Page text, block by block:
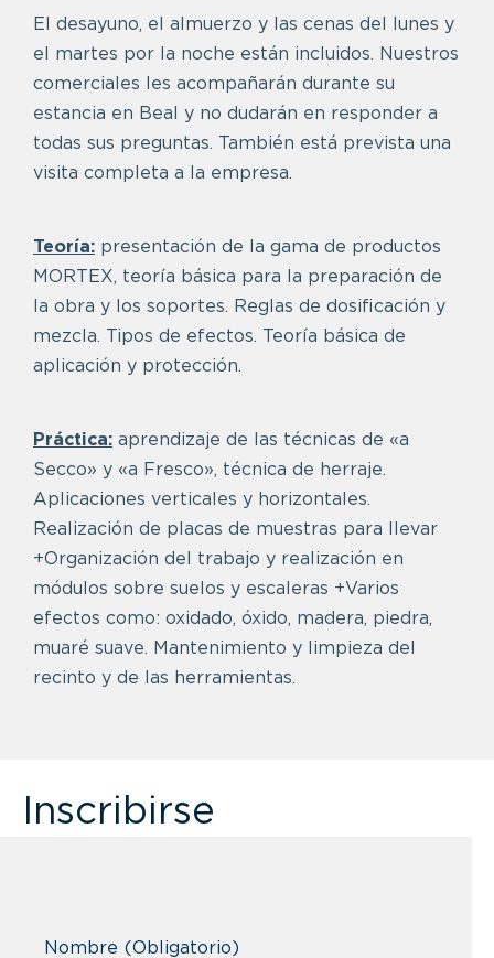
El desayuno, el almuerzo y las cenas del lunes y
el martes por la noche están incluidos. Nuestros
comerciales les acompañarán durante su
estancia en Beal y no dudarán en responder a
todas sus preguntas. También está prevista una
visita completa a la empresa.
Teoría: presentación de la gama de productos
MORTEX, teoría básica para la preparación de
la obra y los soportes. Reglas de dosificación y
mezcla. Tipos de efectos. Teoría básica de
aplicación y protección.
Práctica: aprendizaje de las técnicas de «a
Secco» y «a Fresco», técnica de herraje.
Aplicaciones verticales y horizontales.
Realización de placas de muestras para llevar
+Organización del trabajo y realización en
módulos sobre suelos y escaleras +Varios
efectos como: oxidado, óxido, madera, piedra,
muaré suave. Mantenimiento y limpieza del
recinto y de las herramientas.
Inscribirse
Nombre (Obligatorio)